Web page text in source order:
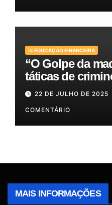
📊 EDUCAÇÃO FINANCEIRA
“O Golpe da
táticas de
proteger seu
clientes!”
22 DE JULHO DE 2025
COMENTÁRIO
MAIS INFORMAÇÕES